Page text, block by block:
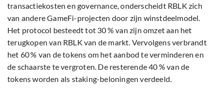
transactiekosten en governance, onderscheidt RBLK zich
van andere GameFi-projecten door zijn winstdeelmodel.
Het protocol besteedt tot 30 % van zijn omzet aan het
terugkopen van RBLK van de markt. Vervolgens verbrandt
het 60 % van de tokens om het aanbod te verminderen en
de schaarste te vergroten. De resterende 40 % van de
tokens worden als staking-beloningen verdeeld.